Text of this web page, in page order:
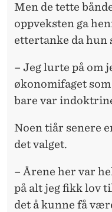
Men de tette
oppveksten ga
ettertanke da hun
– Jeg lurte på om
økonomifaget
bare var
Noen tiår senere
det valget.
– Årene her var
på alt jeg fikk lov
det å kunne få